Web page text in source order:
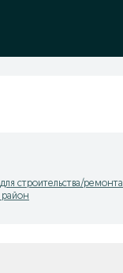
для строительства/ремонта